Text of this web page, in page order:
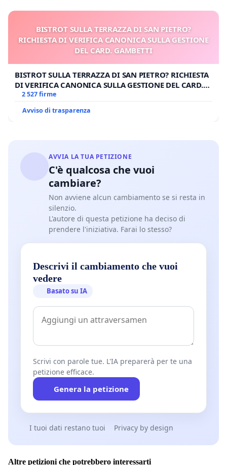
BISTROT SULLA TERRAZZA DI SAN PIETRO?
RICHIESTA DI VERIFICA CANONICA SULLA GESTIONE
DEL CARD. GAMBETTI
BISTROT SULLA TERRAZZA DI SAN PIETRO? RICHIESTA
DI VERIFICA CANONICA SULLA GESTIONE DEL CARD.
GAMBETTI
2 527 firme
Avviso di trasparenza
AVVIA LA TUA PETIZIONE
C'è qualcosa che vuoi
cambiare?
Non avviene alcun cambiamento se si resta in
silenzio.
L'autore di questa petizione ha deciso di
prendere l'iniziativa. Farai lo stesso?
Descrivi il cambiamento che vuoi
vedere
Basato su IA
Scrivi con parole tue. L'IA preparerà per te una
petizione efficace.
Genera la petizione
I tuoi dati restano tuoi Privacy by design
Altre petizioni che potrebbero interessarti